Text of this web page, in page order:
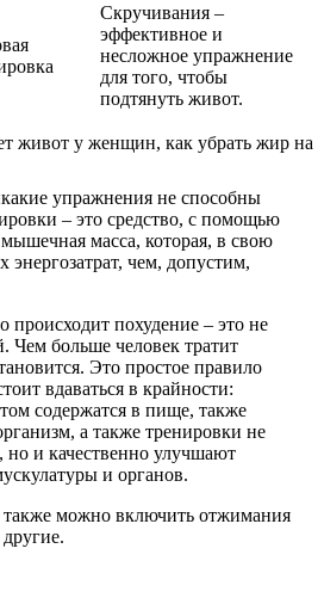
Скручивания –
эффективное и
несложное упражнение
для того, чтобы
подтянуть живот.
упражнения не способны
– это средство, с помощью
масса, которая, в свою
энергозатрат, чем, допустим,
происходит похудение – это не
Чем больше человек тратит
Это простое правило
вдаваться в крайности:
содержатся в пище, также
а также тренировки не
но и качественно улучшают
и органов.
можно включить отжимания